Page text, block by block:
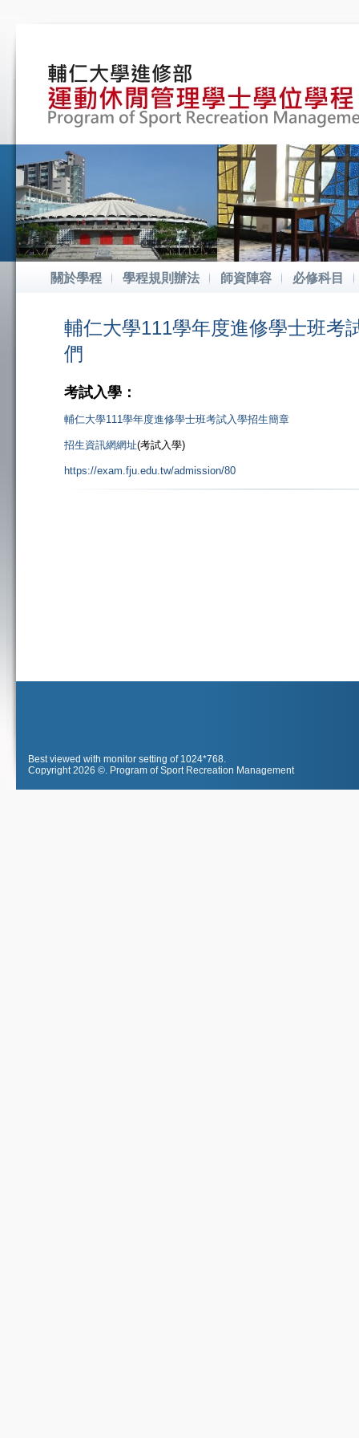
關於學程 學程規則辦法 師資陣容 必修科目
輔仁大學111學年度進修學士班考
們
考試入學：
輔仁大學111學年度進修學士班考試入學招生簡章
招生資訊網網址(考試入學)
https://exam.fju.edu.tw/admission/80
Best viewed with monitor setting of 1024*768.
Copyright 2026 ©. Program of Sport Recreation Management